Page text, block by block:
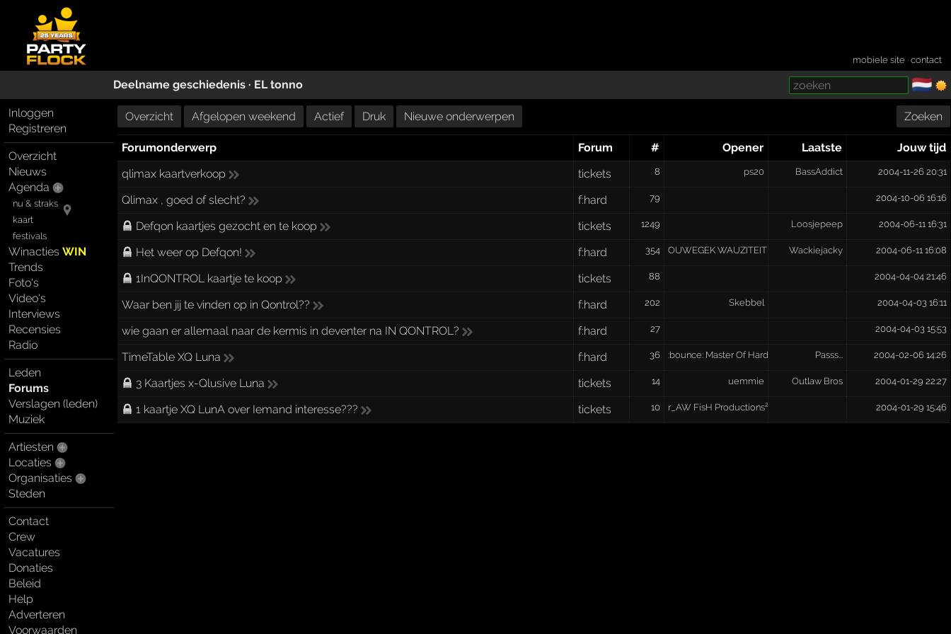
mobiele site ·contact
Deelname geschiedenis · EL tonno 🇳🇱
Inloggen
Registreren
Overzicht
Nieuws
Agenda
nu & straks
kaart
festivals
WinactiesWIN
Trends
Foto's
Video's
Interviews
Recensies
Radio
Leden
Forums
Verslagen (leden)
Muziek
Artiesten
Locaties
Organisaties
Steden
Contact
Crew
Vacatures
Donaties
Beleid
Help
Adverteren
Voorwaarden
Overzicht Afgelopen weekend Actief Druk Nieuwe onderwerpen Zoeken
Forumonderwerp Forum # Opener Laatste
Jouw tijd
qlimax kaartverkoop
tickets 8 ps20 BassAddict 2004-11-26 20:31
Qlimax , goed of slecht? f:hard 79 2004-10-06 16:16
Defqon kaartjes gezocht en te koop tickets 1249 Loosjepeep 2004-06-11 16:31
Het weer op Defqon! f:hard 354 OUWEGEK WAUZITEIT MTF [M.O.T.P.C.]
Wackiejacky 2004-06-11 16:08
1InQONTROL kaartje te koop tickets 88 2004-04-04 21:46
Waar ben jij te vinden op in Qontrol?? f:hard 202 Skebbel 2004-04-03 16:11
wie gaan er allemaal naar de kermis in deventer na IN QONTROL? f:hard 27 2004-04-03 15:53
TimeTable XQ Luna f:hard 36 :bounce: Master Of HardCore :bounce: APC
Passs... 2004-02-06 14:26
3 Kaartjes x-Qlusive Luna tickets 14 uemmie Outlaw Bros 2004-01-29 22:27
1 kaartje XQ LunA over Iemand interesse??? tickets 10 r_AW FisH Productions² 2004-01-29 15:46